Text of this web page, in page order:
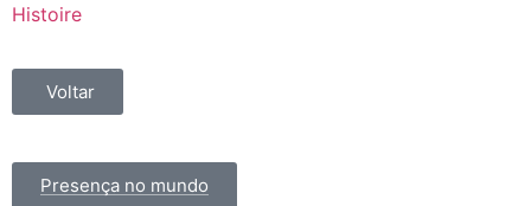
Histoire
Voltar
Presença no mundo